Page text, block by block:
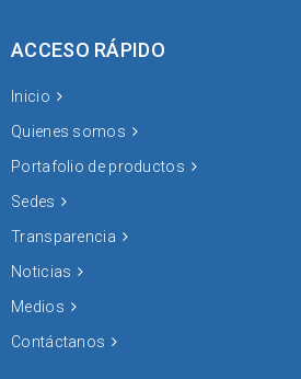
ACCESO RÁPIDO
Inicio
Quienes somos
Portafolio de productos
Sedes
Transparencia
Noticias
Medios
Contáctanos